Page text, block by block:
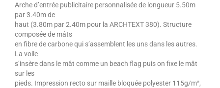
Arche d’entrée publicitaire personnalisée de longueur 5.50m
par 3.40m de
haut (3.80m par 2.40m pour la ARCHTEXT 380). Structure
composée de mâts
en fibre de carbone qui s’assemblent les uns dans les autres.
La voile
s’insère dans le mât comme un beach flag puis on fixe le mât
sur les
pieds. Impression recto sur maille bloquée polyester 115g/m²,